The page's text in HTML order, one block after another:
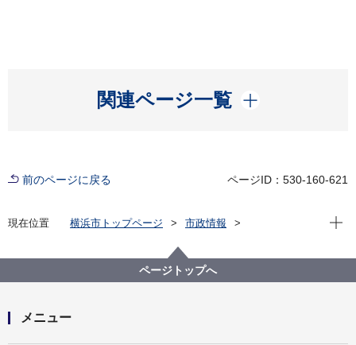
関連ページ一覧
開く
前のページに戻る ページID：530-160-621
現在位置 横浜市トップページ
市政情報
横浜の象徴を、あなたの手で再現！赤レンガ倉庫
×nanoblock®
現在
ページトップへ
メニュー